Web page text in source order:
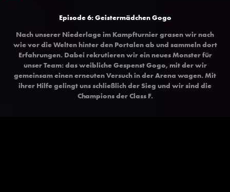
Episode 6: Geistermädchen Gogo
Nach unserer Niederlage im Kampfturnier grasen wir nach
wie vor die Welten hinter den Portalen ab und sammeln dort
Erfahrungen. Dabei rekrutieren wir ein neues Monster für
unser Team: das weibliche Gespenst Gogo, mit der wir
gemeinsam einen erneuten Versuch in der Arena wagen. Mit
ihrer Hilfe gelingt uns schließlich der Sieg und wir sind die
Champions der Class F.